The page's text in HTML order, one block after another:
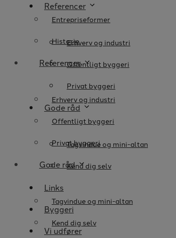
Referencer
Erhverv og industri
Offentligt byggeri
Privat byggeri
Gode råd
Tagvindue og mini-altan
Kend dig selv
Links
Byggeri
Vi udfører
Entrepriseformer
Historie
Referencer
Erhverv og industri
Offentligt byggeri
Privat byggeri
Gode råd
Tagvindue og mini-altan
Kend dig selv